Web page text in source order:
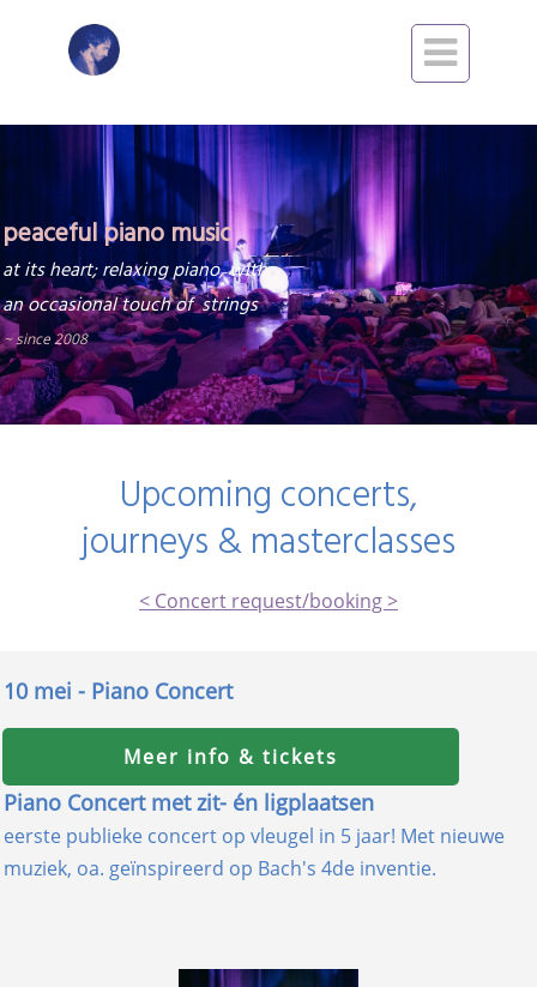

peaceful piano music
at its heart; relaxing piano,with
an occasionaltouch of strings
~since 2008
Upcoming concerts,
journeys & masterclasses
< Concert request/booking >
10 mei - Piano Concert
Meer info & tickets
Piano Concert met zit- én ligplaatsen
eerste publieke concert op vleugel in 5 jaar! Met nieuwe
muziek, oa. geïnspireerd op Bach's 4de inventie.